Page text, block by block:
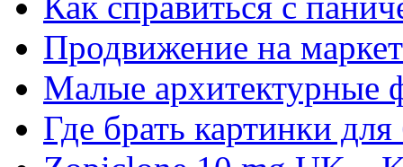
Продвижение на
Малые архитектурные
Где брать картинки